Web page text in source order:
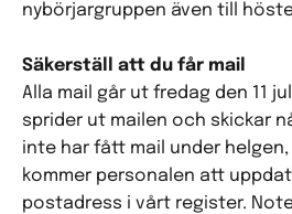
nybörjargruppen även till
Säkerställ att du får mail
Alla mail går ut fredag den 11
sprider ut mailen och skickar
inte har fått mail under helgen,
kommer personalen att
postadress i vårt register.